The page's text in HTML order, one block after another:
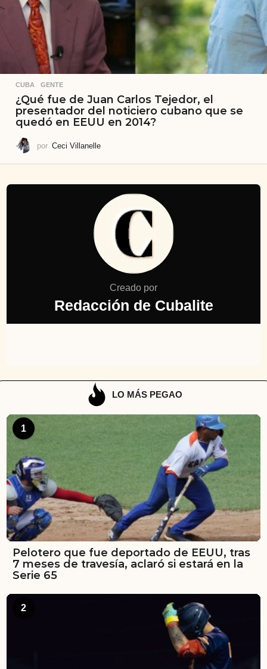
CUBA ,GENTE
¿Qué fue de Juan Carlos Tejedor, el
presentador del noticiero cubano que se
quedó en EEUU en 2014?
por Ceci Villanelle
Creado por
Redacción de Cubalite
LO MÁS PEGAO
1
Pelotero que fue deportado de EEUU, tras
7 meses de travesía, aclaró si estará en la
Serie 65
2